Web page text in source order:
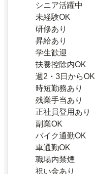
シニア活躍中
未経験OK
研修あり
昇給あり
学生歓迎
扶養控除内OK
週2・3日からOK
時短勤務あり
残業手当あり
正社員登用あり
副業OK
バイク通勤OK
車通勤OK
職場内禁煙
祝い金あり